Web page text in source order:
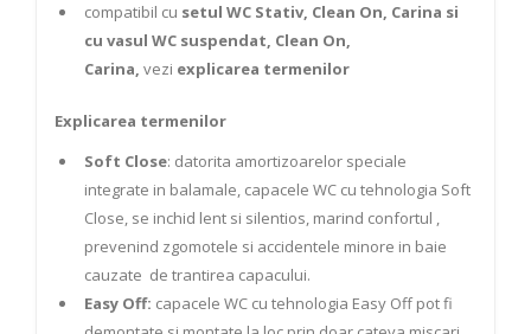
compatibil cu setul WC Stativ, Clean On, Carina si
cu vasul WC suspendat, Clean On,
Carina, vezi explicarea termenilor
Explicarea termenilor
Soft Close: datorita amortizoarelor speciale
integrate in balamale, capacele WC cu tehnologia Soft
Close, se inchid lent si silentios, marind confortul ,
prevenind zgomotele si accidentele minore in baie
cauzate de trantirea capacului.
Easy Off: capacele WC cu tehnologia Easy Off pot fi